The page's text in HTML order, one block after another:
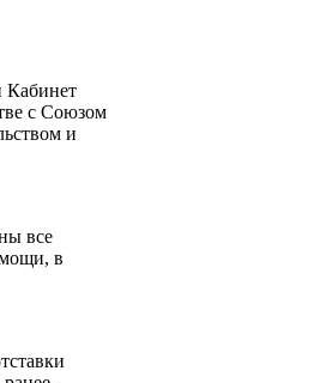
Кабинет
с Союзом
и
все
в